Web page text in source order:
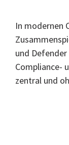
In modernen
und
Compliance-
zentral und